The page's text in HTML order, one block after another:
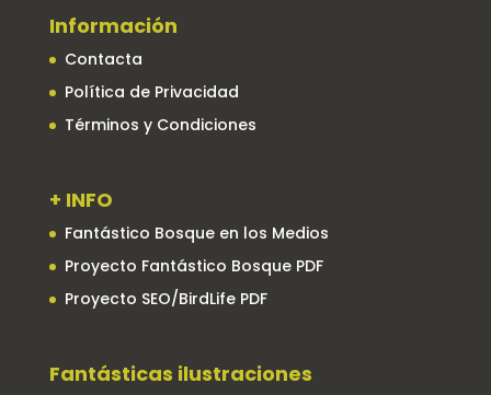
Información
Contacta
Política de Privacidad
Términos y Condiciones
+ INFO
Fantástico Bosque en los Medios
Proyecto Fantástico Bosque PDF
Proyecto SEO/BirdLife PDF
Fantásticas ilustraciones